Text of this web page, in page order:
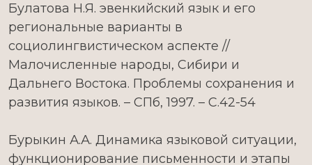
Булатова Н.Я. эвенкийский язык и его
региональные варианты в
социолингвистическом аспекте //
Малочисленные народы, Сибири и
Дальнего Востока. Проблемы сохранения и
развития языков. – СПб, 1997. – С.42-54
Бурыкин А.А. Динамика языковой ситуации,
функционирование письменности и этапы